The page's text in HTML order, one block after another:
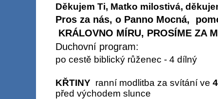
Děkujem Ti, Matko milostivá,
Pros za nás, o Panno Mocná,
KRÁLOVNO MÍRU, PROSÍME ZA
Duchovní program:
po cestě biblický růženec - 4 dílný
KŘTINY ranní modlitba za svítání ve
před východem slunce